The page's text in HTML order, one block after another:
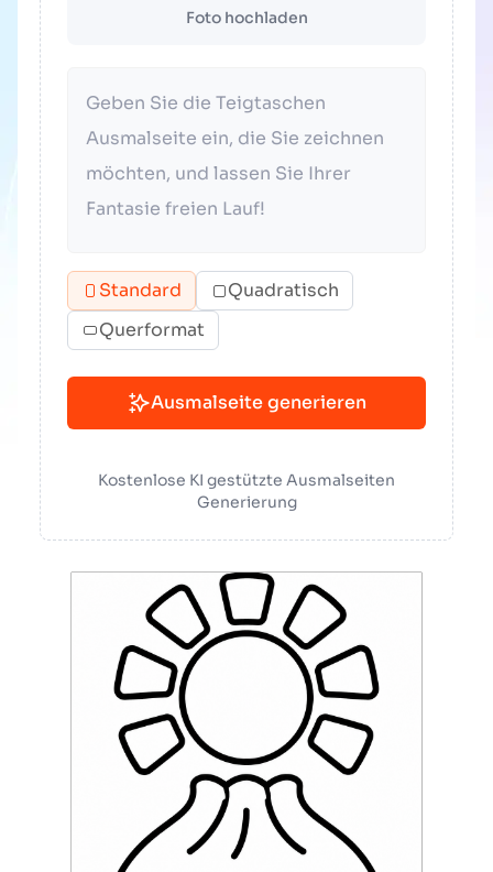
Foto hochladen
Standard
Quadratisch
Querformat
Ausmalseite generieren
Kostenlose KI gestützte Ausmalseiten
Generierung